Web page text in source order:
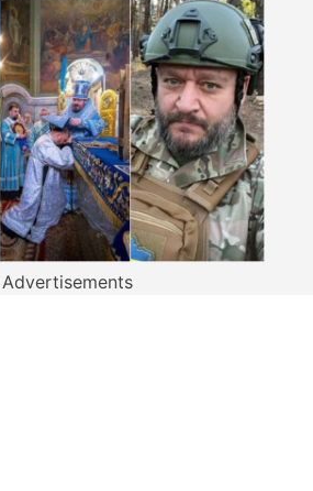
Advertisements